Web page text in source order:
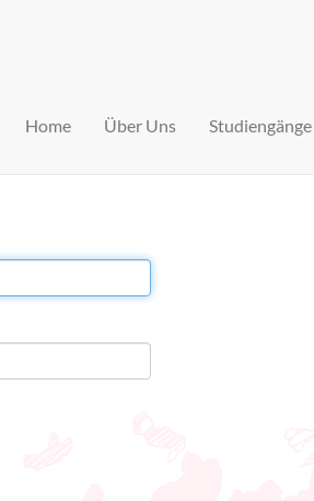
Home Über Uns Studiengänge